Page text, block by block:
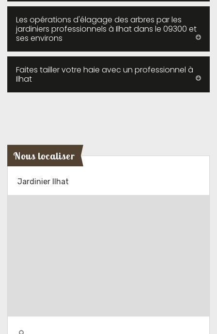
Les opérations d'élagage des arbres par les
jardiniers professionnels à Ilhat dans le 09300 et
ses environs
Faites tailler votre haie avec un professionnel à
Ilhat
Nous localiser
Jardinier Ilhat